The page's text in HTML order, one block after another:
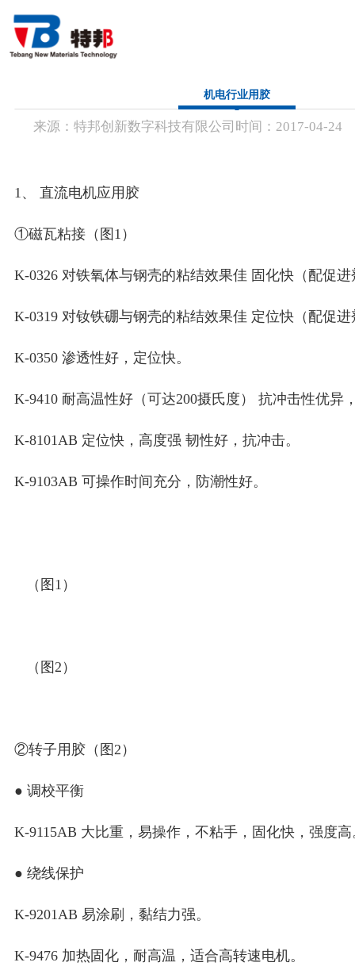
首 页
关于我们
机电行业用胶
来源： 特邦创新数字科技有限公司 时间： 2017-04-24
1、 直流电机应用胶
①磁瓦粘接（图1）
K-0326 对铁氧体与钢壳的粘结效果佳 固化快（配促进
K-0319 对钕铁硼与钢壳的粘结效果佳 定位快（配促
K-0350 渗透性好，定位快。
K-9410 耐高温性好（可达200摄氏度） 抗冲击性优异
K-8101AB 定位快，高度强 韧性好，抗冲击。
K-9103AB 可操作时间充分，防潮性好。
（图1）
（图2）
②转子用胶（图2）
● 调校平衡
K-9115AB 大比重，易操作，不粘手，固化快，强度高
● 绕线保护
K-9201AB 易涂刷，黏结力强。
K-9476 加热固化，耐高温，适合高转速电机。